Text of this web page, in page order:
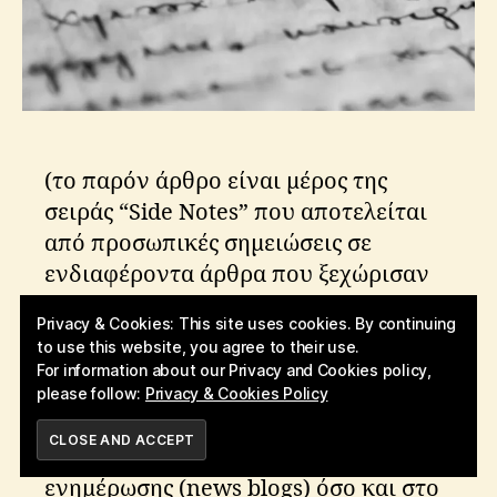
s
(το παρόν άρθρο είναι μέρος της
σειράς “Side Notes” που αποτελείται
από προσωπικές σημειώσεις σε
ενδιαφέροντα άρθρα που ξεχώρισαν
καθημερινά)
Η έννοια του ειδικού (expert) στο
Διαδίκτυο είναι κάτι που συναντούμε
συχνά τόσο σε ιστότοπους
ενημέρωσης (news blogs) όσο και στο
Privacy & Cookies: This site uses cookies. By continuing
to use this website, you agree to their use.
For information about our Privacy and Cookies policy,
please follow: Privacy & Cookies Policy